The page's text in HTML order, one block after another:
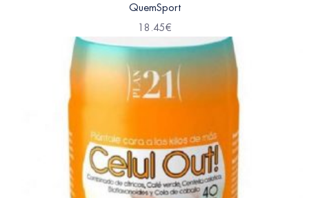
QuemSport
18.45€